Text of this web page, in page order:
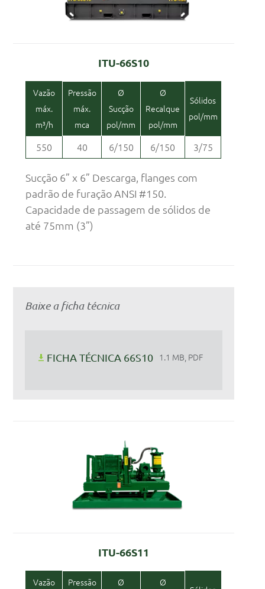
ITU-66S10
Vazão
máx.
m³/h
Pressão
máx.
mca
Ø
Sucção
pol/mm
Ø
Recalque
pol/mm
Sólidos
pol/mm
550 40 6/150 6/150 3/75
Sucção 6” x 6” Descarga, flanges com
padrão de furação ANSI #150.
Capacidade de passagem de sólidos de
até 75mm (3”)
Baixe a ficha técnica
FICHA TÉCNICA 66S10 1.1 MB, PDF
ITU-66S11
Vazão
Pressão
Ø
Ø